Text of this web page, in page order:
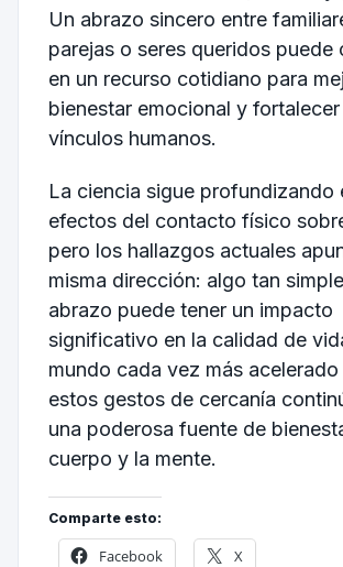
Un abrazo sincero entre
parejas o seres queridos puede
en un recurso cotidiano para
bienestar emocional y
vínculos humanos.
La ciencia sigue profundizando
efectos del contacto físico
pero los hallazgos actuales
misma dirección: algo tan
abrazo puede tener un impacto
significativo en la calidad de
mundo cada vez más
estos gestos de cercanía
una poderosa fuente de
cuerpo y la mente.
Comparte esto:
Facebook X